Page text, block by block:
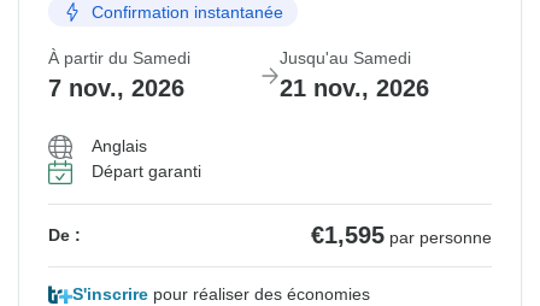
Confirmation instantanée
À partir du Samedi
7 nov., 2026
Jusqu'au Samedi
21 nov., 2026
Anglais
Départ garanti
De : €1,595 par personne
S'inscrire pour réaliser des économies